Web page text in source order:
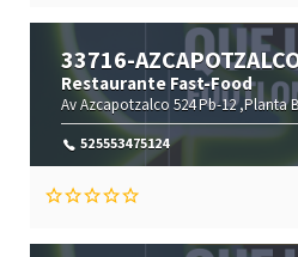
33716-
Restaurante Fast-Food
525553475124